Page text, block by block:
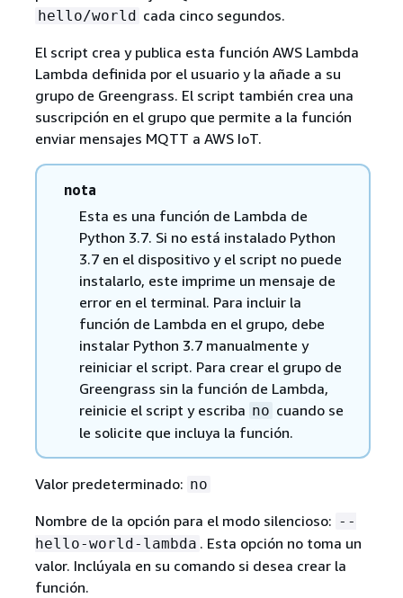
hello/world cada cinco segundos.
El script crea y publica esta función AWS Lambda
Lambda definida por el usuario y la añade a su
grupo de Greengrass. El script también crea una
suscripción en el grupo que permite a la función
enviar mensajes MQTT a AWS IoT.
nota
Esta es una función de Lambda de
Python 3.7. Si no está instalado Python
3.7 en el dispositivo y el script no puede
instalarlo, este imprime un mensaje de
error en el terminal. Para incluir la
función de Lambda en el grupo, debe
instalar Python 3.7 manualmente y
reiniciar el script. Para crear el grupo de
Greengrass sin la función de Lambda,
reinicie el script y escriba no cuando se
le solicite que incluya la función.
Valor predeterminado: no
Nombre de la opción para el modo silencioso: --
hello-world-lambda . Esta opción no toma un
valor. Inclúyala en su comando si desea crear la
función.